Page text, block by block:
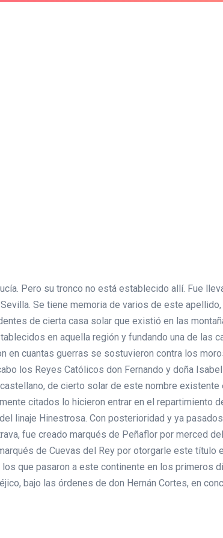
Pero su tronco no está establecido allí. Fue
Se tiene memoria de varios de este
de cierta casa solar que existió en las
en aquella región y fundando una de las
cuantas guerras se sostuvieron contra los
los Reyes Católicos don Fernando y doña
de cierto solar de este nombre
citados lo hicieron entrar en el repartimiento
linaje Hinestrosa. Con posterioridad y ya
fue creado marqués de Peñaflor por merced
de Cuevas del Rey por otorgarle este
que pasaron a este continente en los primeros
bajo las órdenes de don Hernán Cortes, en